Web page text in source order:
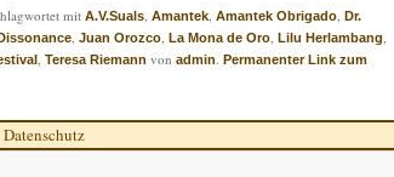
mit A.V.Suals, Amantek, Amantek Obrigado, Dr.
, Juan Orozco, La Mona de Oro, Lilu Herlambang,
, Teresa Riemann von admin. Permanenter Link zum
Datenschutz